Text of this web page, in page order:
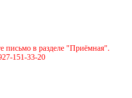
письмо в разделе "Приёмная".
151-33-20